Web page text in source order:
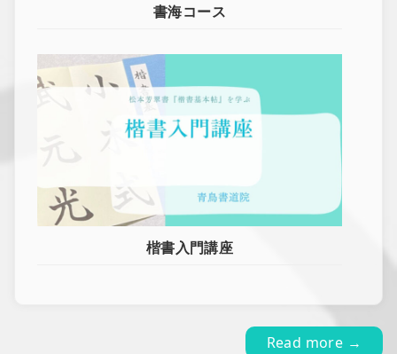
書海コース
楷書入門講座
Read more →